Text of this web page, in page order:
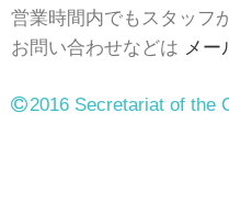
営業時間内でもスタッフ
お問い合わせなどは メー
2016 Secretariat of the